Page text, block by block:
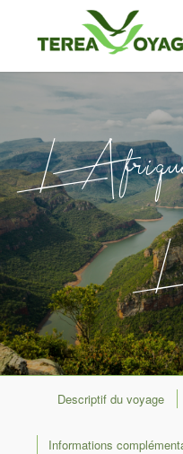
Descriptif du voyage
Informations